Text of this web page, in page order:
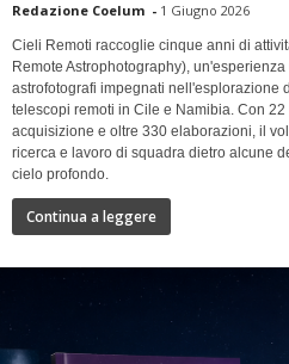
Redazione Coelum - 1 Giugno 2026
Cieli Remoti raccoglie cinque anni di
Remote Astrophotography),
astrofotografi impegnati nell'esplorazione
telescopi remoti in Cile e Namibia. Con
acquisizione e oltre 330 elaborazioni, il
ricerca e lavoro di squadra dietro alcune
cielo profondo.
Continua a leggere